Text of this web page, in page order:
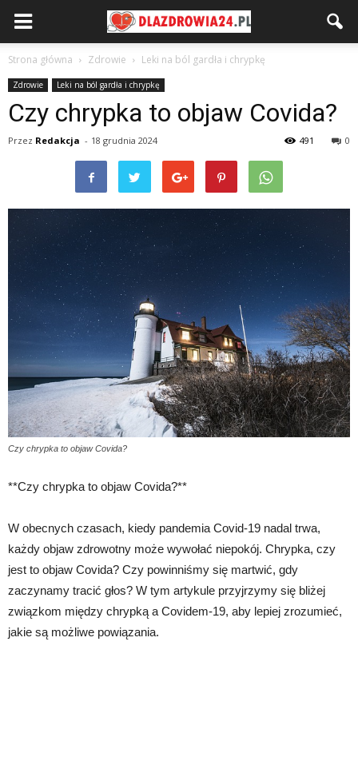
Strona główna Zdrowie Leki na ból gardła i chrypkę
Zdrowie Leki na ból gardła i chrypkę
Czy chrypka to objaw Covida?
Przez Redakcja - 18 grudnia 2024 0
491
Czy chrypka to objaw Covida?
**Czy chrypka to objaw Covida?**
W obecnych czasach, kiedy pandemia Covid-19 nadal trwa,
każdy objaw zdrowotny może wywołać niepokój. Chrypka, czy
jest to objaw Covida? Czy powinniśmy się martwić, gdy
zaczynamy tracić głos? W tym artykule przyjrzymy się bliżej
związkom między chrypką a Covidem-19, aby lepiej zrozumieć,
jakie są możliwe powiązania.